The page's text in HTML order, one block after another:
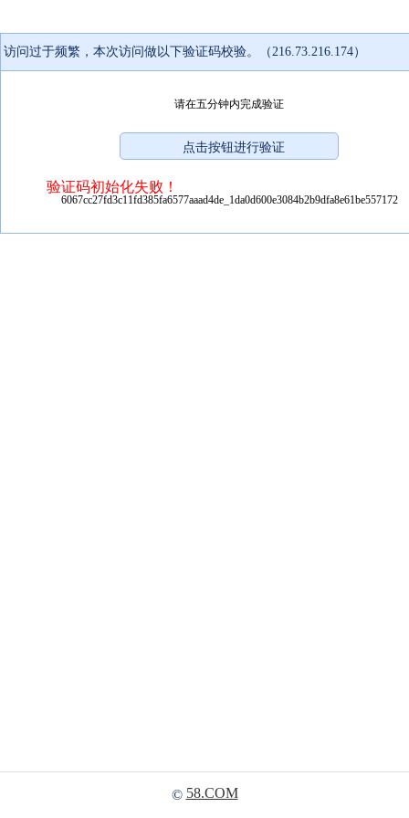
访问过于频繁，本次访问做以下验证码校验。（216.73.216.174）
请在五分钟内完成验证
验证码初始化失败！
6067cc27fd3c11fd385fa6577aaad4de_1da0d600e3084b2b9dfa8e61be557172
© 58.COM